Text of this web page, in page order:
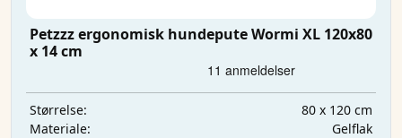
Petzzz ergonomisk hundepute Wormi XL 120x80
x 14 cm
Størrelse:
80 x 120 cm
Materiale:
Gelflak